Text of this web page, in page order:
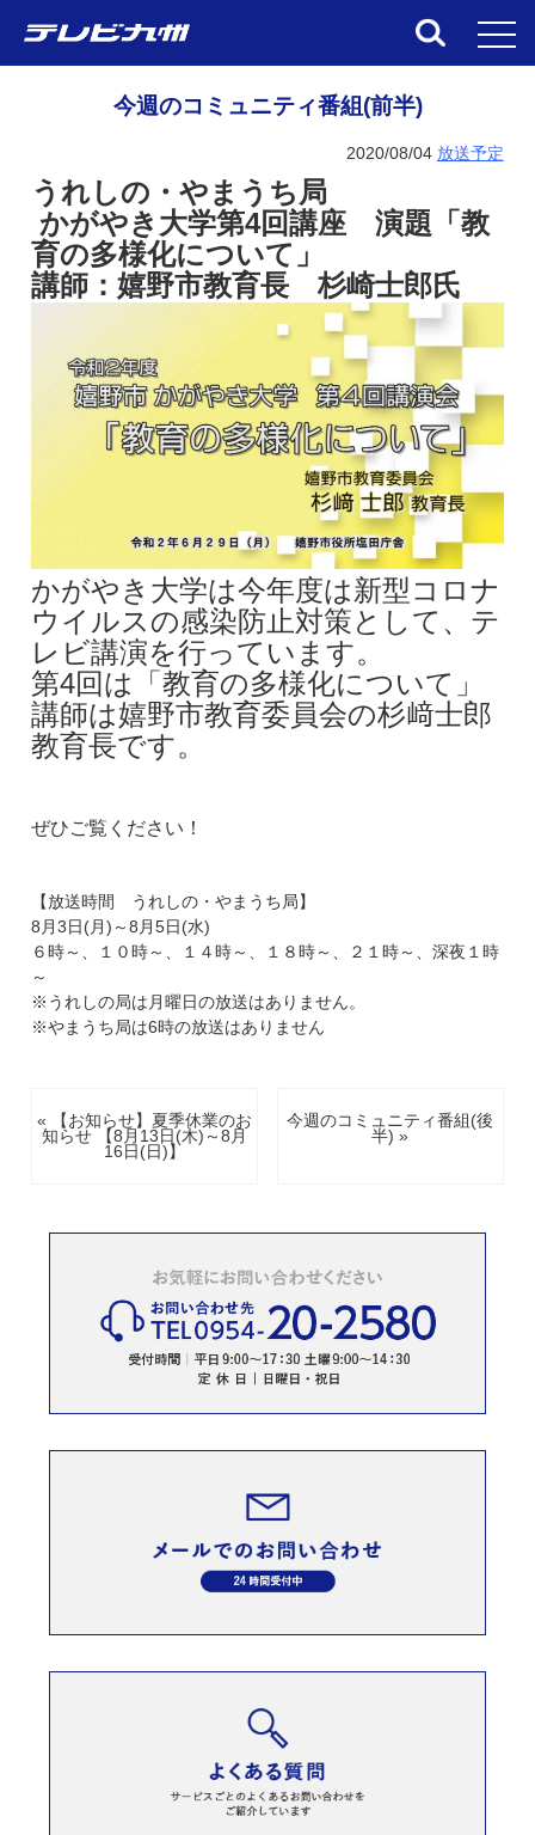
今週のコミュニティ番組(前半)
2020/08/04 放送予定
うれしの・やまうち局
かがやき大学第4回講座 演題「教
育の多様化について」
講師：嬉野市教育長 杉崎士郎氏
かがやき大学は今年度は新型コロナ
ウイルスの感染防止対策として、テ
レビ講演を行っています。
第4回は「教育の多様化について」
講師は嬉野市教育委員会の杉﨑士郎
教育長です。
ぜひご覧ください！
【放送時間 うれしの・やまうち局】
8月3日(月)～8月5日(水)
６時～、１０時～、１４時～、１８時～、２１時～、深夜１時
～
※うれしの局は月曜日の放送はありません。
※やまうち局は6時の放送はありません
« 【お知らせ】夏季休業のお
知らせ 【8月13日(木)～8月
16日(日)】
今週のコミュニティ番組(後
半) »